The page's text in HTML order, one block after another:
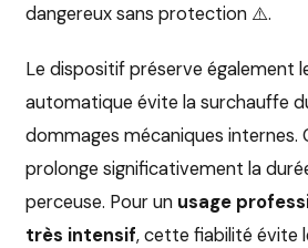
dangereux sans protection ⚠️.
Le dispositif préserve également
automatique évite la surchauffe
dommages mécaniques
prolonge significativement la
perceuse. Pour un usage
très intensif, cette fiabilité évite